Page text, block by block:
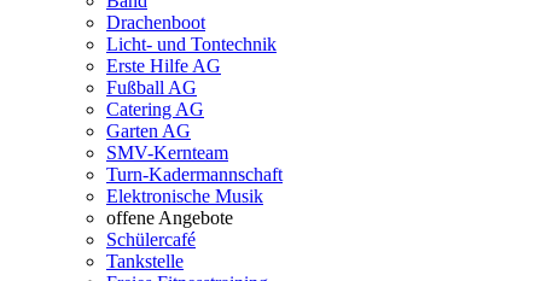
Drachenboot
Licht- und Tontechnik
Erste Hilfe AG
Fußball AG
Catering AG
Garten AG
SMV-Kernteam
Turn-Kadermannschaft
Elektronische Musik
offene Angebote
Schülercafé
Tankstelle